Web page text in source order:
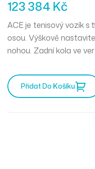
123 384 Kč
ACE je tenisový vozík
osou. Výškově
nohou. Zadní kola ve
Přidat Do Košíku